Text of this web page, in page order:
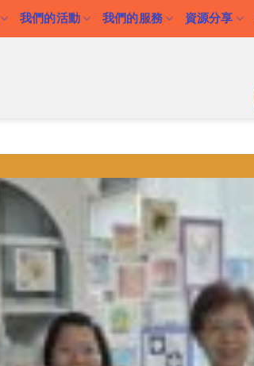
我們的活動 我們的服務 資源分享